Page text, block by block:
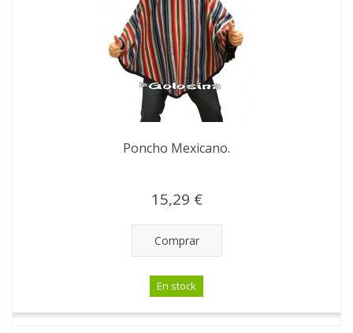
Poncho Mexicano.
15,29 €
Comprar
En stock